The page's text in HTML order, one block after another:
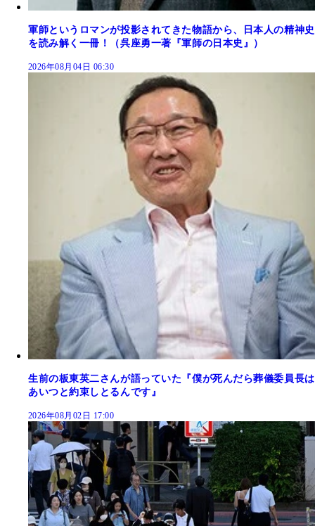
軍師というロマンが投影されてきた物語から、日本人の精神史
を読み解く一冊！（呉座勇一著『軍師の日本史』）
2026年08月04日 06:30
生前の板東英二さんが語っていた『僕が死んだら葬儀委員長は
あいつと約束しとるんです』
2026年08月02日 17:00